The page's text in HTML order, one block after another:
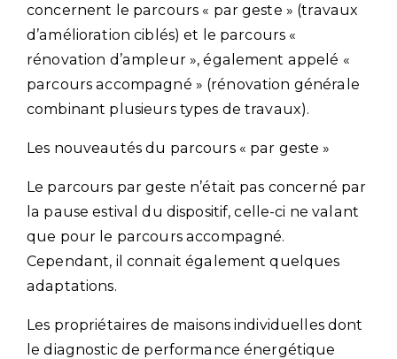
concernent le parcours « par geste » (travaux
d’amélioration ciblés) et le parcours «
rénovation d’ampleur », également appelé «
parcours accompagné » (rénovation générale
combinant plusieurs types de travaux).
Les nouveautés du parcours « par geste »
Le parcours par geste n’était pas concerné par
la pause estival du dispositif, celle-ci ne valant
que pour le parcours accompagné.
Cependant, il connait également quelques
adaptations.
Les propriétaires de maisons individuelles dont
le diagnostic de performance énergétique